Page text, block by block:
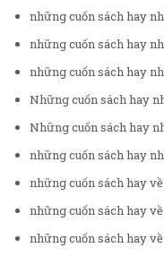
những cuốn sách hay
những cuốn sách hay
những cuốn sách hay
Những cuốn sách hay
Những cuốn sách hay
những cuốn sách hay
những cuốn sách hay
những cuốn sách hay
những cuốn sách hay